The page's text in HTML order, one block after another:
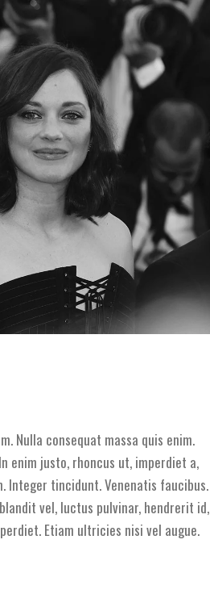
Nulla consequat massa quis enim.
enim justo, rhoncus ut, imperdiet a,
Integer tincidunt. Venenatis faucibus.
blandit vel, luctus pulvinar, hendrerit id,
Etiam ultricies nisi vel augue.